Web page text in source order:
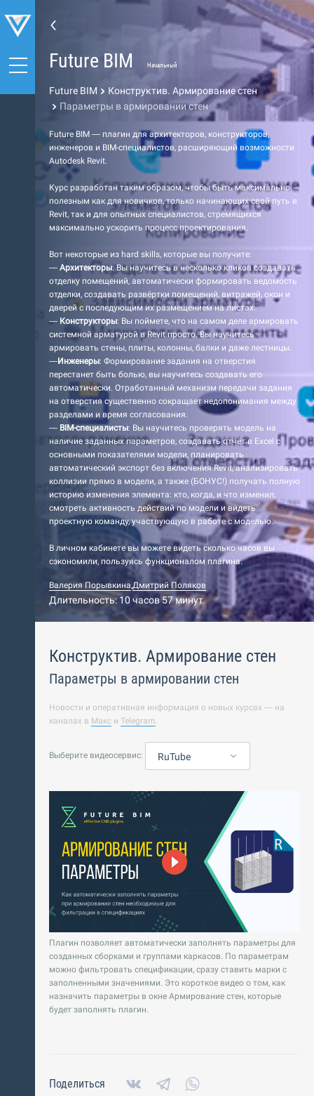
Future BIM Начальный
Future BIM
Конструктив. Армирование стен
Параметры в армировании стен
Future BIM — плагин для архитекторов, конструкторов,
инженеров и BIM-специалистов, расширяющий возможности
Autodesk Revit.
Курс разработан таким образом, чтобы быть максимально
полезным как для новичков, только начинающих свой путь в
Revit, так и для опытных специалистов, стремящихся
максимально ускорить процесс проектирования.
Вот некоторые из hard skills, которые вы получите:
— Архитекторы: Вы научитесь в несколько кликов создавать
отделку помещений, автоматически формировать ведомость
отделки, создавать развёртки помещений, витражей, окон и
дверей с последующим их размещением на листах.
— Конструкторы: Вы поймете, что на самом деле армировать
системной арматурой в Revit просто. Вы научитесь
армировать стены, плиты, колонны, балки и даже лестницы.
—Инженеры: Формирование задания на отверстия
перестанет быть болью, вы научитесь создавать его
автоматически. Отработанный механизм передачи задания
на отверстия существенно сокращает недопонимания между
разделами и время согласования.
— BIM-специалисты: Вы научитесь проверять модель на
наличие заданных параметров, создавать отчёт в Excel с
основными показателями модели, планировать
автоматический экспорт без включения Revit, анализировать
коллизии прямо в модели, а также (БОНУС!) получать полную
историю изменения элемента: кто, когда, и что изменил;
смотреть активность действий по модели и видеть
проектную команду, участвующую в работе с моделью.
В личном кабинете вы можете видеть сколько часов вы
сэкономили, пользуясь функционалом плагина.
Валерия Порывкина,Дмитрий Поляков
Длительность: 10 часов 57 минут
Конструктив. Армирование стен
Параметры в армировании стен
Новости и оперативная информация о новых курсах — на
каналах в Макс и Telegram.
Выберите видеосервис: RuTube
Плагин позволяет автоматически заполнять параметры для
созданных сборками и группами каркасов. По параметрам
можно фильтровать спецификации, сразу ставить марки с
заполненными значениями. Это короткое видео о том, как
назначить параметры в окне Армирование стен, которые
будет заполнять плагин.
Поделиться